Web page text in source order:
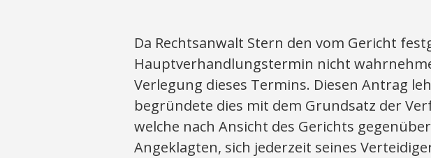
Da Rechtsanwalt Stern den vom Gericht
Hauptverhandlungstermin nicht
Verlegung dieses Termins. Diesen Antrag
begründete dies mit dem Grundsatz der
welche nach Ansicht des Gerichts
Angeklagten, sich jederzeit seines